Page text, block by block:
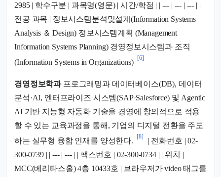
2985 | 학수구분 | 과목명(영문) | 시간/학점 | | --- | --- | --- | |
전공 과목 | 정보시스템분석및설계(Information Systems
Analysis ＆ Design) 정보시스템계획 (Management
Information Systems Planning) 경영정보시스템과 조직
(Information Systems in Organizations)
[6]
경영정보학과프로그래밍과 데이터베이스(DB), 데이터
분석·AI, 엔터프라이즈 시스템(SAP·Salesforce) 및 Agentic
AI 기반 지능형 자동화 기술을 경영에 창의적으로 적용
할 수 있는 교육과정을 통해, 기업의 디지털 전환을 주도
하는 실무형 융합 인재를 양성한다.
[8]
| 전화번호 | 02-
300-0739 | | --- | --- | | 팩스번호 | 02-300-0734 | | 위치 |
MCC(베리타스홀) 4층 10433호 | 브라우저가 video 태그를